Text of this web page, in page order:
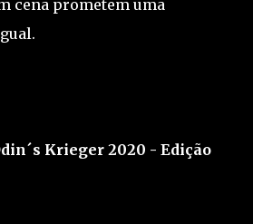
cena prometem uma
Krieger 2020 - Edição